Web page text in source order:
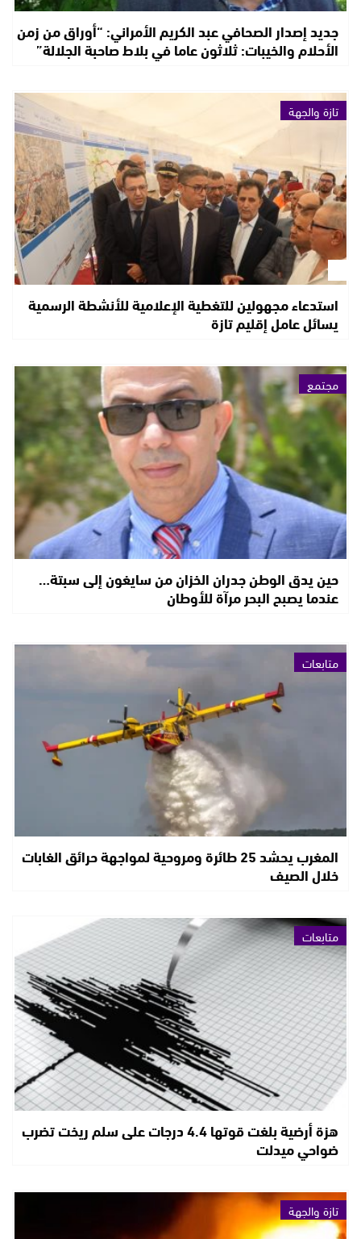
جديد إصدار الصحافي عبد الكريم الأمراني: “أوراق من زمن
الأحلام والخيبات: ثلاثون عاما في بلاط صاحبة الجلالة”
تازة والجهة
استدعاء مجهولين للتغطية الإعلامية للأنشطة الرسمية
يسائل عامل إقليم تازة
مجتمع
حين يدق الوطن جدران الخزان من سايغون إلى سبتة…
عندما يصبح البحر مرآة للأوطان
متابعات
المغرب يحشد 25 طائرة ومروحية لمواجهة حرائق الغابات
خلال الصيف
متابعات
هزة أرضية بلغت قوتها 4.4 درجات على سلم ريخت تضرب
ضواحي ميدلت
تازة والجهة